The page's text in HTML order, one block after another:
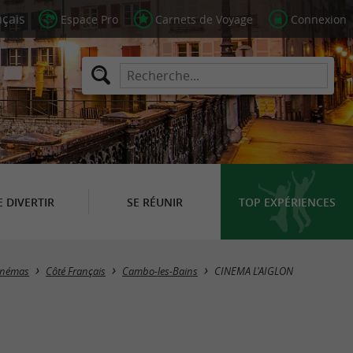
Espace Pro Carnets de Voyage Connexion
DIVERTIR SE RÉUNIR TOP EXPÉRIENCES
Côté Français Cambo-les-Bains CINEMA L'AIGLON